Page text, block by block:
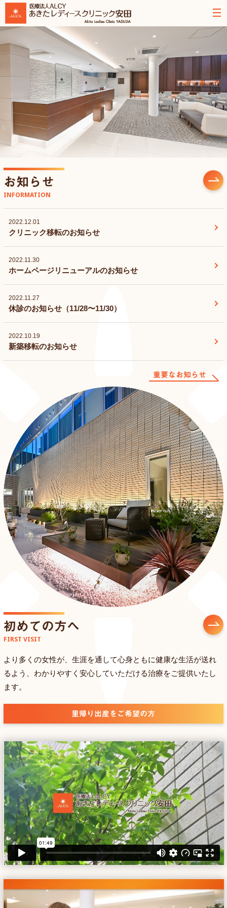
お知らせ
INFORMATION
2022.12.01
クリニック移転のお知らせ
2022.11.30
ホームページリニューアルのお知らせ
2022.11.27
休診のお知らせ（11/28〜11/30）
2022.10.19
新築移転のお知らせ
重要なお知らせ
初めての方へ
FIRST VISIT
より多くの女性が、生涯を通して心身ともに健康な生活が送れ
るよう、わかりやすく安心していただける治療をご提供いたし
ます。
里帰り出産をご希望の方